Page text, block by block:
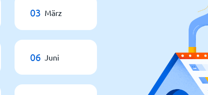
03 März
06 Juni